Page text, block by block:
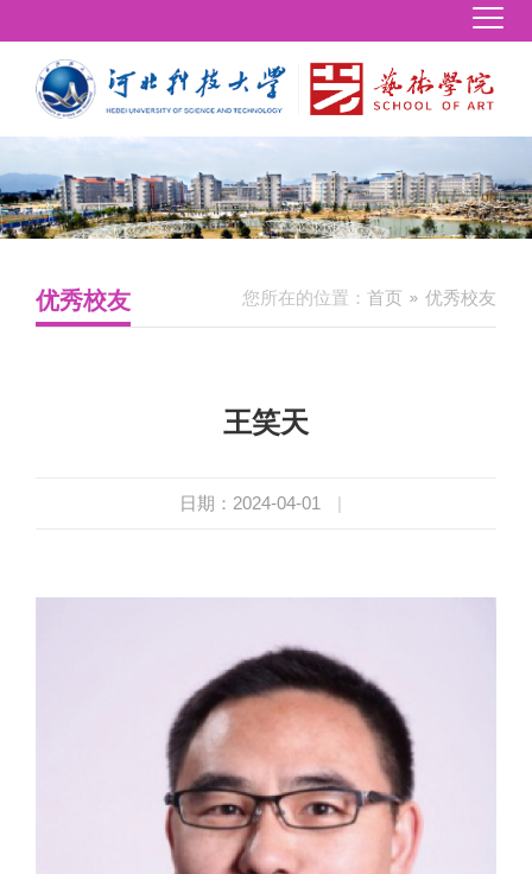
您所在的位置： 首页 优秀校友
优秀校友
王笑天
日期：2024-04-01 |